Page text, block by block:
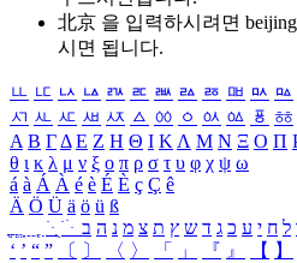
北京 을 입력하시려면 beijing
시면 됩니다.
ㅥ ㅦ ㅧ ㅨ ㅩ ㅪ ㅫ ㅬ ㅭ ㅮ ㅯ ㅰ
ㅺ ㅻ ㅼ ㅽ ㅾ ㅿ ㆀ ㆁ ㆂ ㆃ ㆄ ㆅ
Α Β ΓΔ Ε Ζ Η Θ Ι ΚΛ Μ Ν Ξ Ο Π
θ ι κ λ μ ν ξ ο π ρ σ τ υ φ χ ψ ω
á à Á À é è É È ç Ç ê
Ä Ö Ü ä ö ü ß
ִֶֹ ֻּ ׁׂ ל ח י ע כ ג ד ש ץ ת צ מ נ ה ב
‘ ’ “ ” 〔 〕 〈 〉 「 」 『 』 【 】